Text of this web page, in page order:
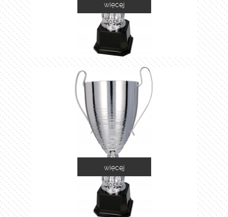
2058A
więcej
2058B
więcej